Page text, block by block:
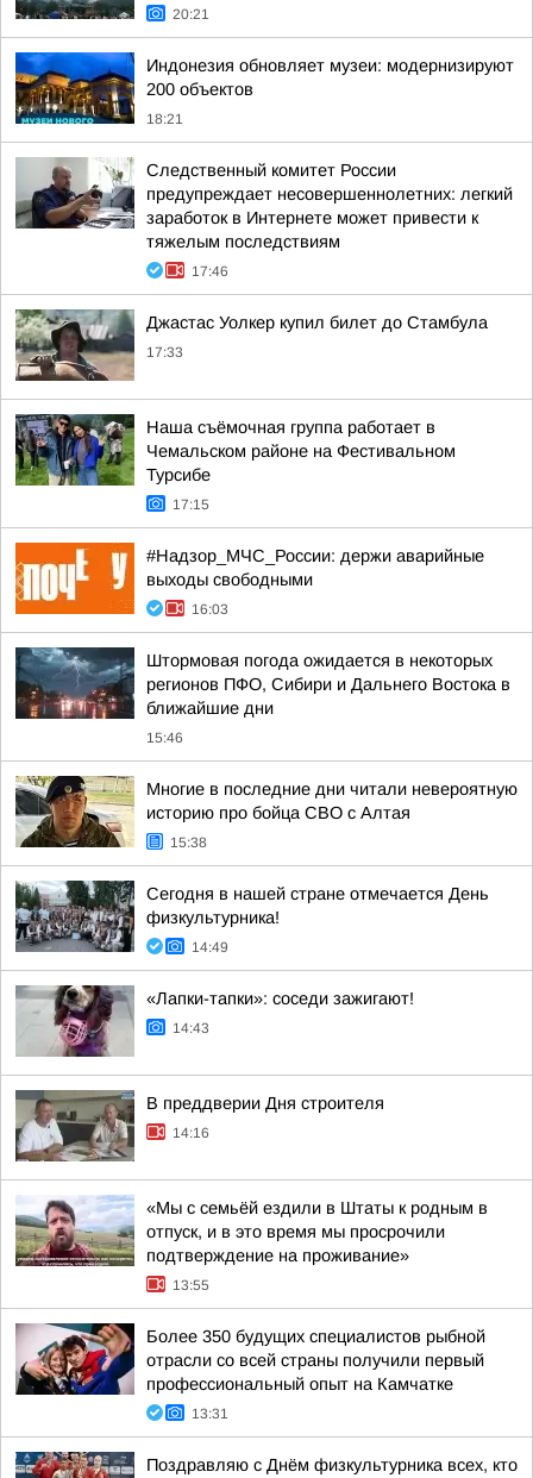
20:21
Индонезия обновляет музеи: модернизируют
200 объектов
18:21
Следственный комитет России
предупреждает несовершеннолетних: легкий
заработок в Интернете может привести к
тяжелым последствиям
17:46
Джастас Уолкер купил билет до Стамбула
17:33
Наша съёмочная группа работает в
Чемальском районе на Фестивальном
Турсибе
17:15
#Надзор_МЧС_России: держи аварийные
выходы свободными
16:03
Штормовая погода ожидается в некоторых
регионов ПФО, Сибири и Дальнего Востока в
ближайшие дни
15:46
Многие в последние дни читали невероятную
историю про бойца СВО с Алтая
15:38
Сегодня в нашей стране отмечается День
физкультурника!
14:49
«Лапки-тапки»: соседи зажигают!
14:43
В преддверии Дня строителя
14:16
«Мы с семьёй ездили в Штаты к родным в
отпуск, и в это время мы просрочили
подтверждение на проживание»
13:55
Более 350 будущих специалистов рыбной
отрасли со всей страны получили первый
профессиональный опыт на Камчатке
13:31
Поздравляю с Днём физкультурника всех, кто